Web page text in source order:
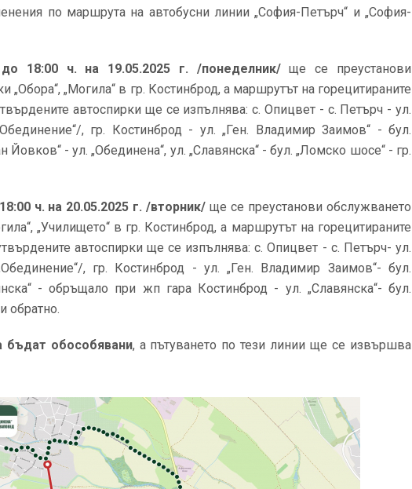
по маршрута на автобусни линии „София-Петърч“ и „София-
18:00 ч. на 19.05.2025 г. /понеделник/ще се преустанови
„Обора“, „Могила“ в гр. Костинброд, a маршрутът на горецитираните
автоспирки ще се изпълнява: с. Опицвет - с. Петърч - ул.
, гр. Костинброд - ул. „Ген. Владимир Заимов“ - бул.
Йовков“ - ул. „Обединена“, ул. „Славянска“ - бул. „Ломско шосе“ - гр.
ч. на 20.05.2025 г. /вторник/ ще се преустанови обслужването
„Училището“ в гр. Костинброд, a маршрутът на горецитираните
автоспирки ще се изпълнява: с. Опицвет - с. Петърч- ул.
, гр. Костинброд - ул. „Ген. Владимир Заимов“- бул.
- обръщало при жп гара Костинброд - ул. „Славянска“- бул.
обратно.
бъдат обособявани, а пътуването по тези линии ще се извършва